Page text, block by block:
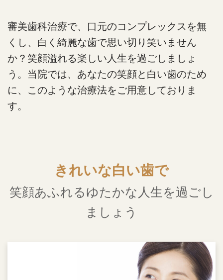
審美歯科治療で、口元のコンプレックスを無
くし、白く綺麗な歯で思い切り笑いません
か？笑顔溢れる楽しい人生を過ごしましょ
う。当院では、あなたの笑顔と白い歯のため
に、このような治療法をご用意しておりま
す。
きれいな白い歯で
笑顔あふれるゆたかな人生を過ごし
ましょう